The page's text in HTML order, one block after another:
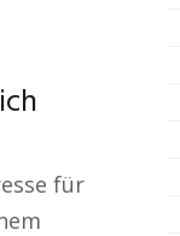
für